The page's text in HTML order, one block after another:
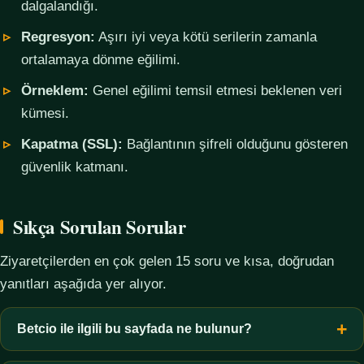
dalgalandığı.
Regresyon: Aşırı iyi veya kötü serilerin zamanla
ortalamaya dönme eğilimi.
Örneklem: Genel eğilimi temsil etmesi beklenen veri
kümesi.
Kapatma (SSL): Bağlantının şifreli olduğunu gösteren
güvenlik katmanı.
Sıkça Sorulan Sorular
Ziyaretçilerden en çok gelen 15 soru ve kısa, doğrudan
yanıtları aşağıda yer alıyor.
Betcio ile ilgili bu sayfada ne bulunur?
Bu sayfada yalnızca kavramsal bilgi, terim açıklamaları, veri